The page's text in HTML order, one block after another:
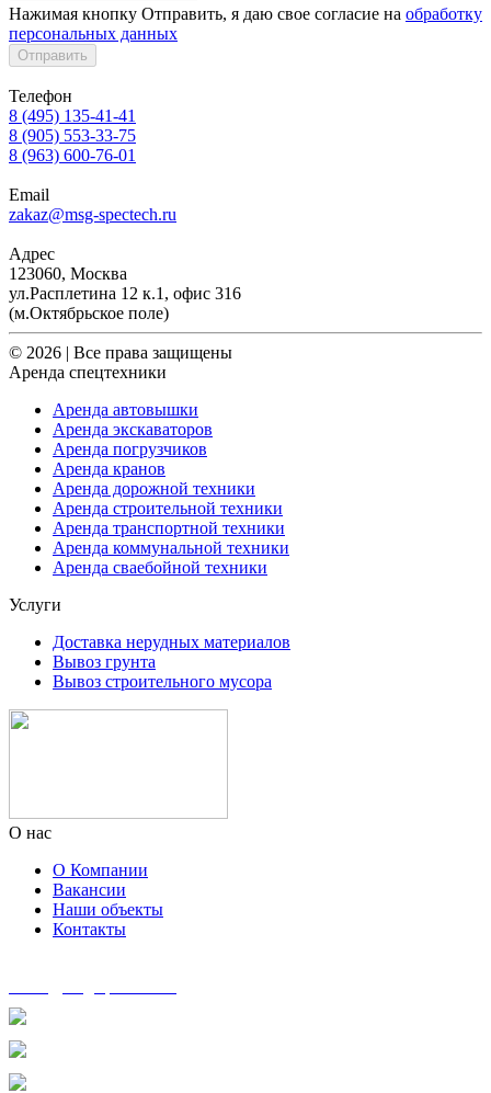
Нажимая кнопку Отправить, я даю свое согласие на обработку
персональных данных
Отправить
Телефон
8 (495) 135-41-41
8 (905) 553-33-75
8 (963) 600-76-01
Email
zakaz@msg-spectech.ru
Адрес
123060, Москва
ул.Расплетина 12 к.1, офис 316
(м.Октябрьское поле)
© 2026 | Все права защищены
Аренда спецтехники
Аренда автовышки
Аренда экскаваторов
Аренда погрузчиков
Аренда кранов
Аренда дорожной техники
Аренда строительной техники
Аренда транспортной техники
Аренда коммунальной техники
Аренда сваебойной техники
Услуги
Доставка нерудных материалов
Вывоз грунта
Вывоз строительного мусора
О нас
О Компании
Вакансии
Наши объекты
Контакты